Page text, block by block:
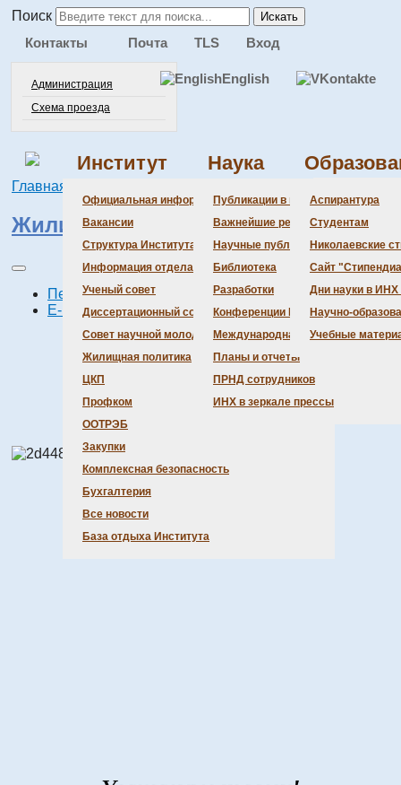
Поиск Искать
Контакты
Администрация
Схема проезда
Почта TLS Вход
English
Институт
Официальная информация
Бланки
История
Локальные
Вакансии
Структура Института
Информация отдела кадров
Ученый совет
Состав
Повестка
Информация
Диссертационный совет
Состав
Даты защит
Шифры
Совет научной молодежи
Состав СНМ
Жилищная политика
ЦКП
Профком
ООТРЭБ
Закупки
Комплексная безопасность
Бухгалтерия
Все новости
Новости
Награды
База отдыха Института
Наука
Публикации в ведущих журналах
Важнейшие результаты
Научные публикации сотрудников
Библиотека
Разработки
Конференции Института
Международная деятельность
Планы и отчеты
ПРНД сотрудников
ИНХ в зеркале прессы
Аспирантура
Студентам
Николаевские
Сайт
Дни науки в
Научно-
Учебные
Главная
Жилищная политика
Печать
E-mail
Жилищная
политика